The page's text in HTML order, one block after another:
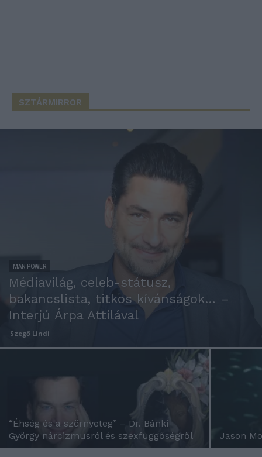
SZTÁRMIRROR
MAN POWER
Médiavilág, celeb-státusz,
bakancslista, titkos kívánságok… –
Interjú Árpa Attilával
Szegő Lindi
“Éhség és a szörnyeteg” – Dr. Bánki
György nárcizmusról és szexfüggőségről
Jason